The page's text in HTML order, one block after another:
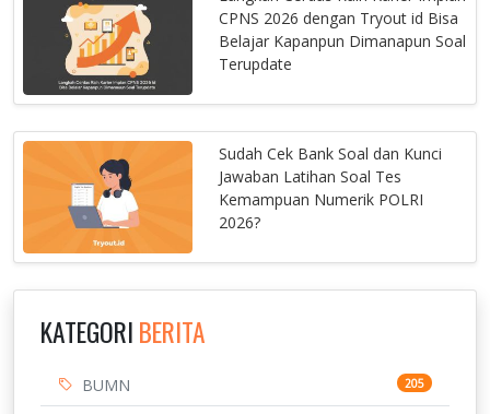
CPNS 2026 dengan Tryout id Bisa
Belajar Kapanpun Dimanapun Soal
Terupdate
Sudah Cek Bank Soal dan Kunci
Jawaban Latihan Soal Tes
Kemampuan Numerik POLRI
2026?
KATEGORI BERITA
BUMN 205